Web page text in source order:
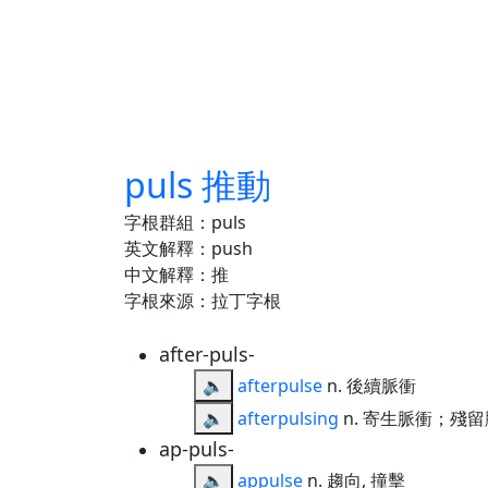
puls 推動
字根群組：puls
英文解釋：push
中文解釋：推
字根來源：拉丁字根
after-puls-
🔈 afterpulse n. 後續脈衝
🔈
afterpulsing n. 寄生脈衝；殘
ap-puls-
🔈 appulse n. 趨向, 撞擊